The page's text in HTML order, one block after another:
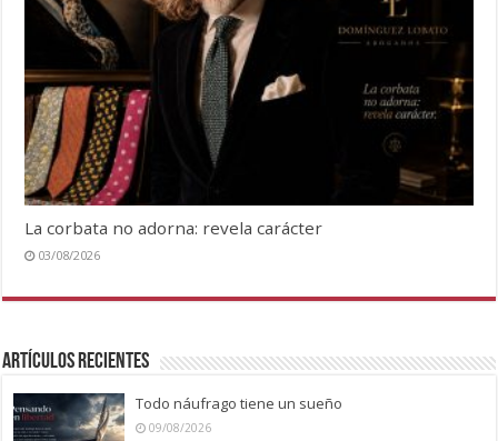
La corbata no adorna: revela carácter
03/08/2026
Artículos recientes
Todo náufrago tiene un sueño
09/08/2026